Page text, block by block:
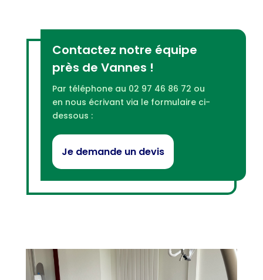
Contactez notre équipe
près de Vannes !
Par téléphone au 02 97 46 86 72 ou
en nous écrivant via le formulaire ci-
dessous :
Je demande un devis